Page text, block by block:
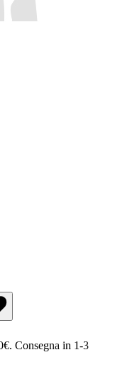
Consegna in 1-3